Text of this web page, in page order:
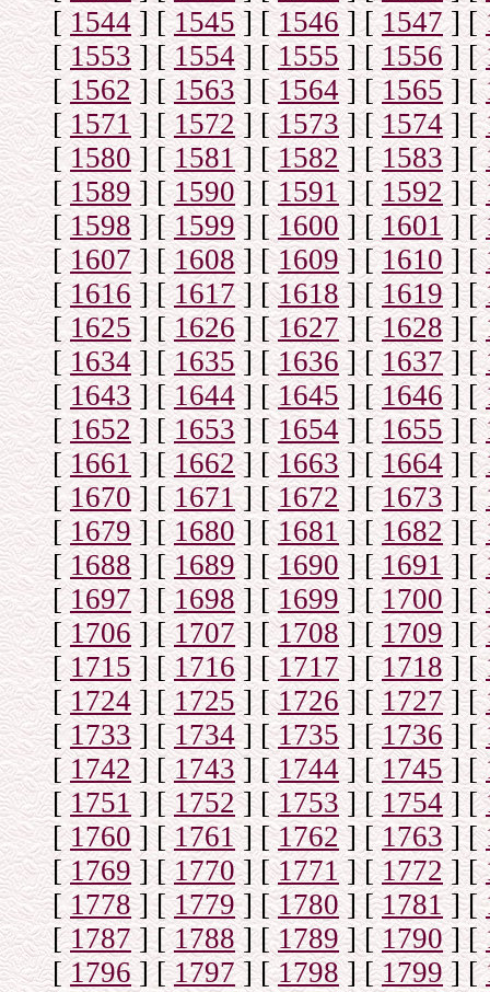
[1544] [1545] [1546] [1547] [
[1553] [1554] [1555] [1556] [
[1562] [1563] [1564] [1565] [
[1571] [1572] [1573] [1574] [
[1580] [1581] [1582] [1583] [
[1589] [1590] [1591] [1592] [
[1598] [1599] [1600] [1601] [
[1607] [1608] [1609] [1610] [
[1616] [1617] [1618] [1619] [
[ 1625] [1626] [1627] [1628] [
[1634] [1635] [1636] [1637] [
[1643] [1644] [1645 ] [1646] [
[1652] [1653] [1654] [1655] [
[1661] [1662] [1663] [1664] [
[1670] [1671] [1672] [1673] [
[1679] [1680] [1681] [1682] [
[1688] [1689] [1690 ] [1691] [
[1697] [1698] [1699] [1700] [
[1706] [1707] [1708] [1709] [
[1715] [1716] [1717] [1718] [
[1724] [1725] [1726] [1727] [
[1733] [1734] [1735] [1736] [
[1742] [1743] [1744] [1745] [
[1751] [1752] [1753] [1754] [
[1760] [1761] [1762] [1763] [
[1769] [1770] [1771] [1772] [
[1778] [1779] [1780] [1781] [
[1787] [1788] [1789] [1790] [
[1796] [1797] [1798 ] [1799] [